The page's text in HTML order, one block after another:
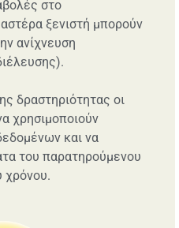
στο
ξενιστή μπορούν
ανίχνευση
δραστηριότητας οι
χρησιμοποιούν
και να
του παρατηρούμενου